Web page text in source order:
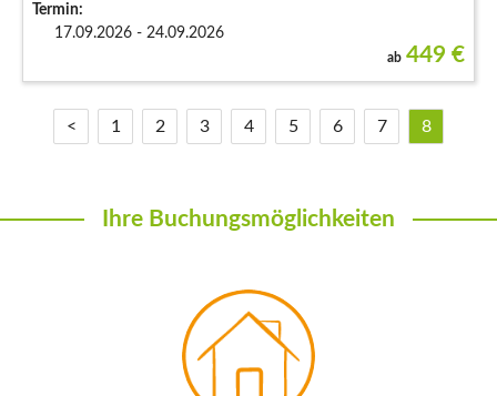
Termin:
17.09.2026 - 24.09.2026
ab 449 €
< 1 2 3 4 5 6 7 8
Ihre Buchungsmöglichkeiten